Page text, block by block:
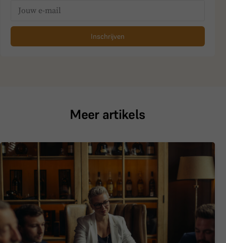
Inschrijven
Meer artikels